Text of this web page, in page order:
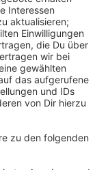
eine großartige
Nähe
gegen
ab dem
Sperrungen
ist